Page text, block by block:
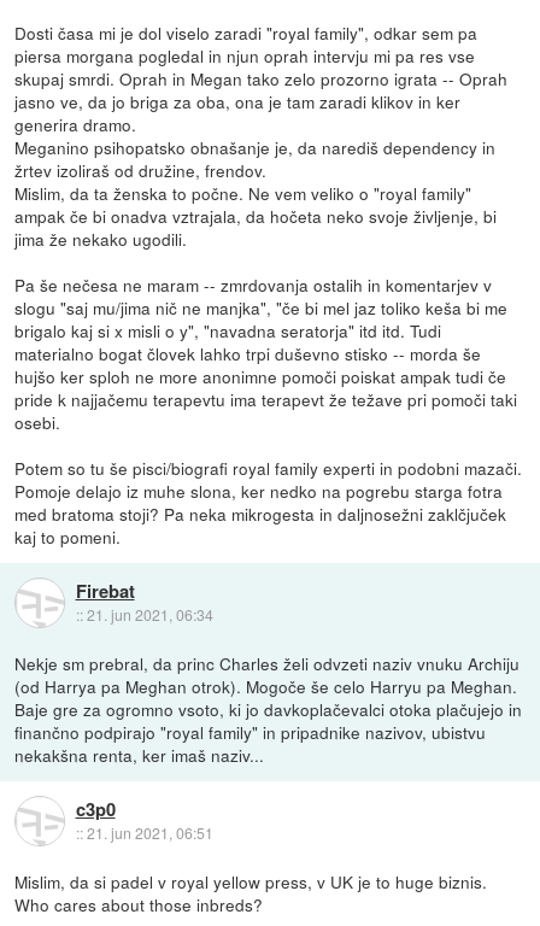
Dosti časa mi je dol viselo zaradi "royal family", odkar sem pa
piersa morgana pogledal in njun oprah intervju mi pa res vse
skupaj smrdi. Oprah in Megan tako zelo prozorno igrata -- Oprah
jasno ve, da jo briga za oba, ona je tam zaradi klikov in ker
generira dramo.
Meganino psihopatsko obnašanje je, da narediš dependency in
žrtev izoliraš od družine, frendov.
Mislim, da ta ženska to počne. Ne vem veliko o "royal family"
ampak če bi onadva vztrajala, da hočeta neko svoje življenje, bi
jima že nekako ugodili.
Pa še nečesa ne maram -- zmrdovanja ostalih in komentarjev v
slogu "saj mu/jima nič ne manjka", "če bi mel jaz toliko keša bi me
brigalo kaj si x misli o y", "navadna seratorja" itd itd. Tudi
materialno bogat človek lahko trpi duševno stisko -- morda še
hujšo ker sploh ne more anonimne pomoči poiskat ampak tudi če
pride k najjačemu terapevtu ima terapevt že težave pri pomoči taki
osebi.
Potem so tu še pisci/biografi royal family experti in podobni mazači.
Pomoje delajo iz muhe slona, ker nedko na pogrebu starga fotra
med bratoma stoji? Pa neka mikrogesta in daljnosežni zaklčjuček
kaj to pomeni.
Firebat
::21. jun 2021, 06:34
Nekje sm prebral, da princ Charles želi odvzeti naziv vnuku Archiju
(od Harrya pa Meghan otrok). Mogoče še celo Harryu pa Meghan.
Baje gre za ogromno vsoto, ki jo davkoplačevalci otoka plačujejo in
finančno podpirajo "royal family" in pripadnike nazivov, ubistvu
nekakšna renta, ker imaš naziv...
c3p0
::21. jun 2021, 06:51
Mislim, da si padel v royal yellow press, v UK je to huge biznis.
Who cares about those inbreds?